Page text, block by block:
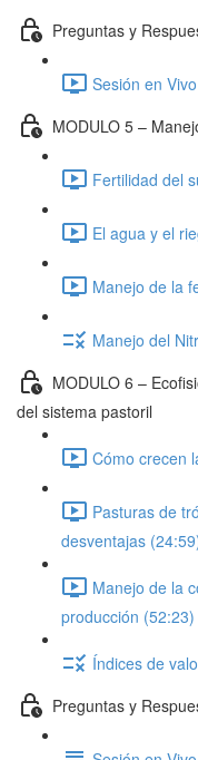
Preguntas y
Sesión en
MODULO 5 –
Fertilidad del
El agua y el
Manejo de la
Manejo del
MODULO 6 –
del sistema pastoril
Cómo crecen
Pasturas de
desventajas
Manejo de la
producción (52:23)
Índices de
Preguntas y